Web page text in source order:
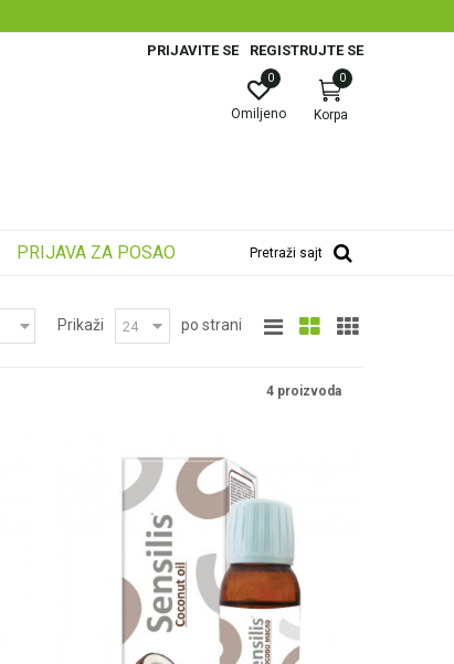
PRIJAVITE SE REGISTRUJTE SE
Korpa
0
Omiljeno
0
PRIJAVA ZA POSAO Pretraži sajt
Prikaži po strani
4 proizvoda